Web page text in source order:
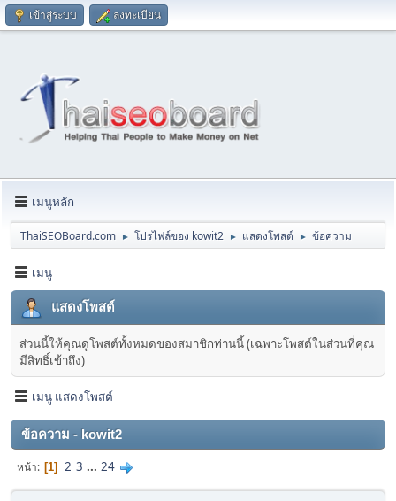
เข้าสู่ระบบ ลงทะเบียน
เมนูหลัก
ThaiSEOBoard.com ► โปรไฟล์ของ kowit2 ► แสดงโพสต์ ► ข้อความ
เมนู
แสดงโพสต์
ส่วนนี้ให้คุณดูโพสต์ทั้งหมดของสมาชิกท่านนี้ (เฉพาะโพสต์ในส่วนที่คุณ
มีสิทธิ์เข้าถึง)
เมนู แสดงโพสต์
ข้อความ - kowit2
หน้า 1 2 3 ... 24